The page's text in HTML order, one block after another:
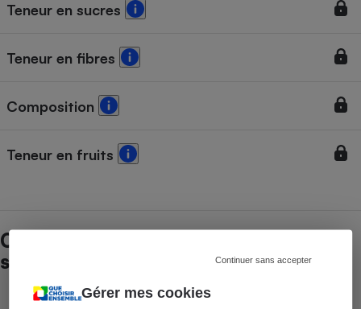
Gérer mes cookies
Continuer sans accepter
Teneur en sucres
Teneur en fibres
Composition
Teneur en fruits
Caractéristiques Lucien Georgelin Fraise
sans sucres ajoutés